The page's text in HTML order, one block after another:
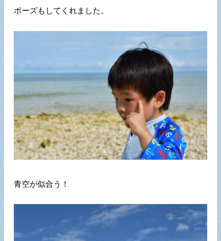
ポーズもしてくれました。
青空が似合う！